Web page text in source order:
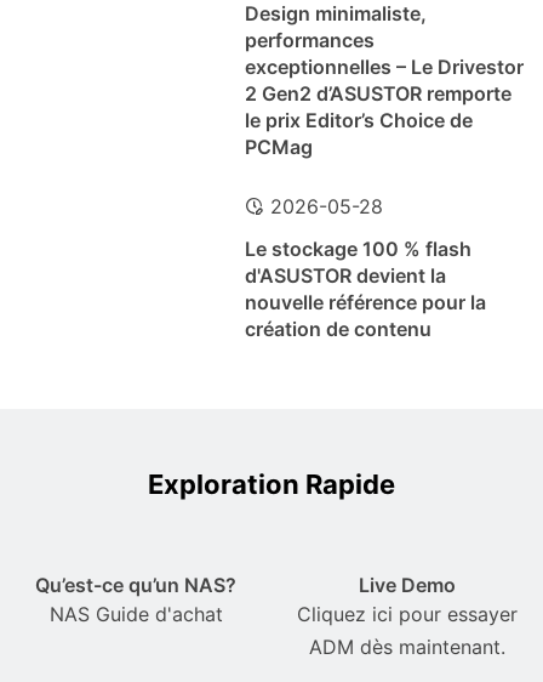
Design minimaliste,
performances
exceptionnelles – Le Drivestor
2 Gen2 d’ASUSTOR remporte
le prix Editor’s Choice de
PCMag
2026-05-28
Le stockage 100 % flash
d'ASUSTOR devient la
nouvelle référence pour la
création de contenu
Exploration Rapide
Qu’est-ce qu’un NAS?
NAS Guide d'achat
Live Demo
Cliquez ici pour essayer
ADM dès maintenant.